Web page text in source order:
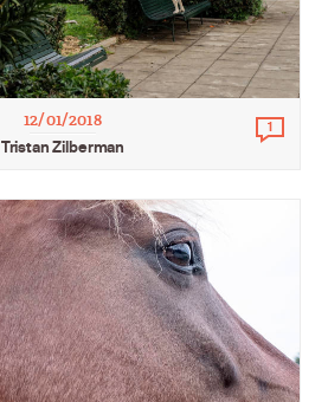
12/01/2018
Tristan Zilberman
1